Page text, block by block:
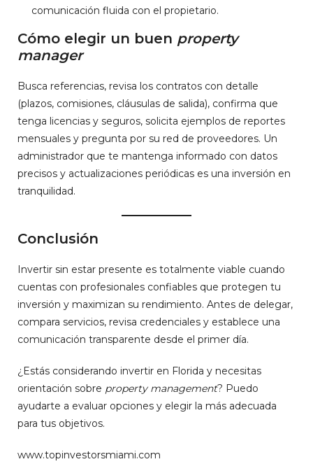
comunicación fluida con el propietario.
Cómo elegir un buen property
manager
Busca referencias, revisa los contratos con detalle
(plazos, comisiones, cláusulas de salida), confirma que
tenga licencias y seguros, solicita ejemplos de reportes
mensuales y pregunta por su red de proveedores. Un
administrador que te mantenga informado con datos
precisos y actualizaciones periódicas es una inversión en
tranquilidad.
Conclusión
Invertir sin estar presente es totalmente viable cuando
cuentas con profesionales confiables que protegen tu
inversión y maximizan su rendimiento. Antes de delegar,
compara servicios, revisa credenciales y establece una
comunicación transparente desde el primer día.
¿Estás considerando invertir en Florida y necesitas
orientación sobre property management? Puedo
ayudarte a evaluar opciones y elegir la más adecuada
para tus objetivos.
www.topinvestorsmiami.com